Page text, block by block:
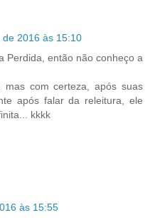
2016 às 15:10
Perdida, então não conheço a
com certeza, após suas
após falar da releitura, ele
kkkk
às 15:55